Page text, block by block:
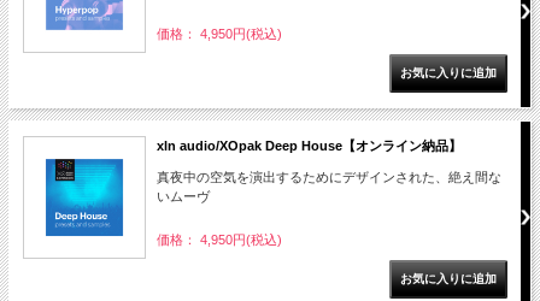
価格： 4,950円(税込)
xln audio/XOpak Deep House【オンライン納品】
真夜中の空気を演出するためにデザインされた、絶え間な
いムーヴ
価格： 4,950円(税込)